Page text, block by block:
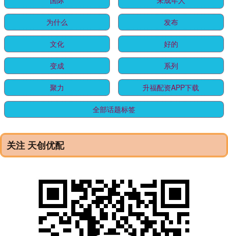
为什么 发布
文化 好的
变成 系列
聚力 升福配资APP下载
全部话题标签
关注 天创优配